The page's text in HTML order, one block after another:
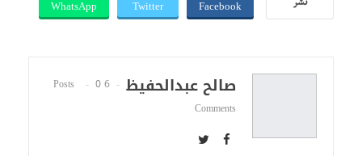
نشر Facebook
Twitter
WhatsApp
صالح عبدالحفيظ 6 Posts
0
Comments